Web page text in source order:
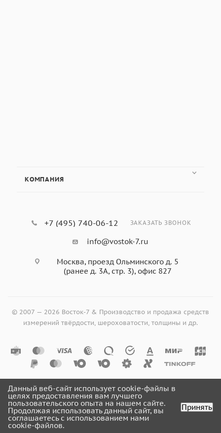
КОМПАНИЯ
+7 (495) 740-06-12 ЗАКАЗАТЬ ЗВОНОК
info@vostok-7.ru
Москва, проезд Ольминского д. 5
(ранее д. 3А, стр. 3), офис 827
© 2007 — 2026 Восток-7 & Производство и продажа средств
измерений твёрдости, шероховатости, толщины и др.
Данный веб-сайт использует cookie-файлы в
целях предоставления вам лучшего
пользовательского опыта на нашем сайте.
Продолжая использовать данный сайт, вы
соглашаетесь с использованием нами
cookie-файлов.
Принять
Главная Кабинет